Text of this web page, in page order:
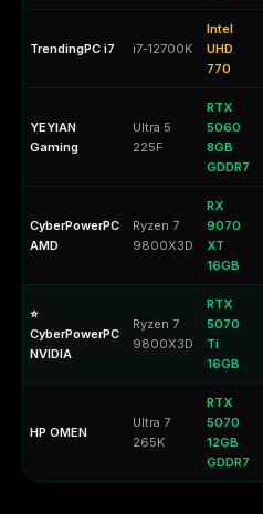
TrendingPC i7 i7-12700K
Intel
UHD
770
YEYIAN
Gaming
Ultra 5
225F
RTX
5060
8GB
GDDR7
CyberPowerPC
AMD
Ryzen 7
9800X3D
RX
9070
XT
16GB
⭐
CyberPowerPC
NVIDIA
Ryzen 7
9800X3D
RTX
5070
Ti
16GB
HP OMEN
Ultra 7
265K
RTX
5070
12GB
GDDR7